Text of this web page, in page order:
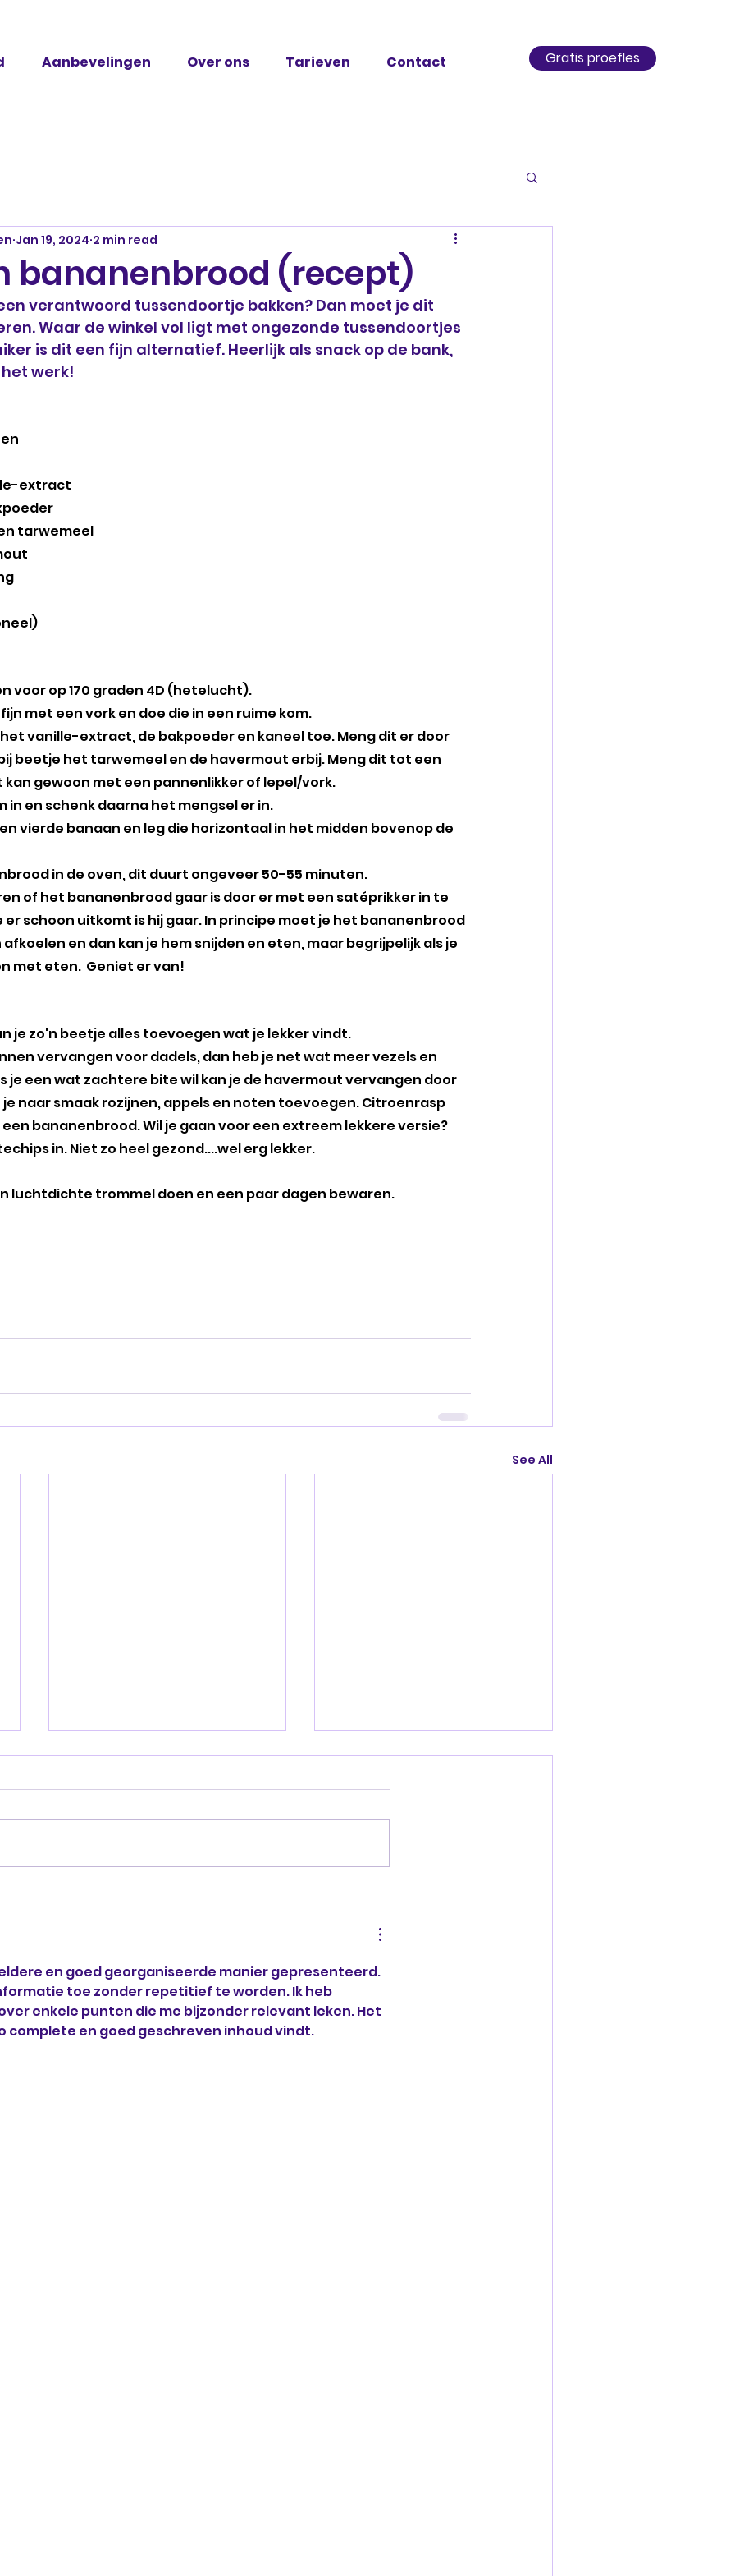
Aanbevelingen Over ons Tarieven Contact Gratis proefles
bananenbrood (recept)
Jan 19, 2024 2 min read
verantwoord tussendoortje bakken? Dan moet je dit
Waar de winkel vol ligt met ongezonde tussendoortjes
is dit een fijn alternatief. Heerlijk als snack op de bank,
werk!
extract
tarwemeel
voor op 170 graden 4D (hetelucht).
met een vork en doe die in een ruime kom.
vanille-extract, de bakpoeder en kaneel toe. Meng dit er door
beetje het tarwemeel en de havermout erbij. Meng dit tot een
kan gewoon met een pannenlikker of lepel/vork.
in en schenk daarna het mengsel er in.
vierde banaan en leg die horizontaal in het midden bovenop de
in de oven, dit duurt ongeveer 50-55 minuten.
of het bananenbrood gaar is door er met een satéprikker in te
er schoon uitkomt is hij gaar. In principe moet je het bananenbrood
en dan kan je hem snijden en eten, maar begrijpelijk als je
met eten.  Geniet er van!
je zo'n beetje alles toevoegen wat je lekker vindt.
vervangen voor dadels, dan heb je net wat meer vezels en
je een wat zachtere bite wil kan je de havermout vervangen door
naar smaak rozijnen, appels en noten toevoegen. Citroenrasp
een bananenbrood. Wil je gaan voor een extreem lekkere versie?
in. Niet zo heel gezond....wel erg lekker.
luchtdichte trommel doen en een paar dagen bewaren.
See All
en goed georganiseerde manier gepresenteerd.
toe zonder repetitief te worden. Ik heb
enkele punten die me bijzonder relevant leken. Het
complete en goed geschreven inhoud vindt.